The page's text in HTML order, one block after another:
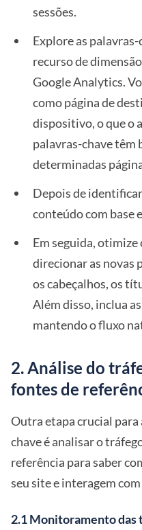
sessões.
Explore as
recurso de
Google Analytics.
como página de
dispositivo, o que o
palavras-chave têm
determinadas
Depois de
conteúdo com base
Em seguida,
direcionar as novas
os cabeçalhos, os
Além disso, inclua
mantendo o fluxo
2. Análise do
fontes de
Outra etapa crucial para
chave é analisar o
referência para saber
seu site e interagem com
2.1 Monitoramento das